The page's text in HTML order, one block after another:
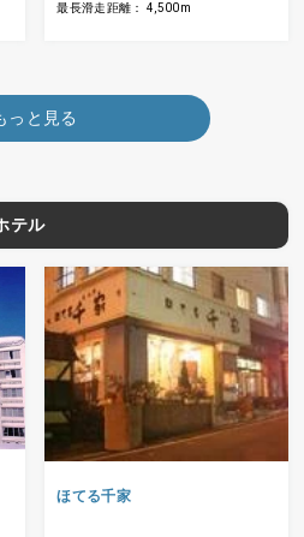
最長滑走距離： 4,500m
っと見る
テル
ほてる千家